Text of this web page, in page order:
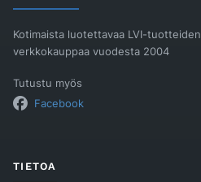
Kotimaista luotettavaa LVI-tuotteiden
verkkokauppaa vuodesta 2004
Tutustu myös
Facebook
TIETOA